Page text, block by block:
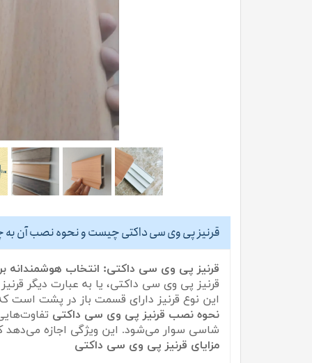
قرنیز پی وی سی داکتی چیست و نحوه نصب آن
قرنیز پی وی سی داکتی: انتخاب هوشمندانه
قرنیز پی وی سی داکتی، یا به عبارت دیگر
این نوع قرنیز دارای قسمت باز در پشت است
نحوه نصب قرنیز پی وی سی داکتی
شاسی سوار می‌شود. این ویژگی اجازه می‌دهد
مزایای قرنیز پی وی سی داکتی